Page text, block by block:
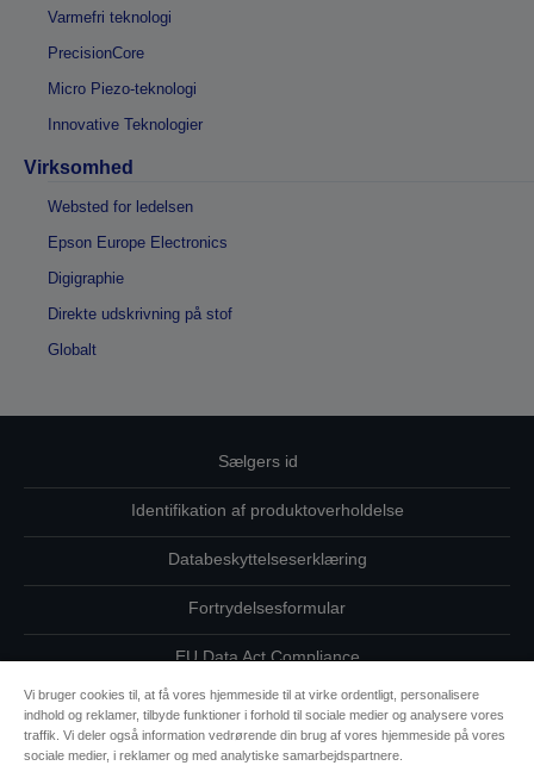
Varmefri teknologi
PrecisionCore
Micro Piezo-teknologi
Innovative Teknologier
Virksomhed
Websted for ledelsen
Epson Europe Electronics
Digigraphie
Direkte udskrivning på stof
Globalt
Sælgers id
Identifikation af produktoverholdelse
Databeskyttelseserklæring
Fortrydelsesformular
EU Data Act Compliance
Kontakt os vedrørende dine data
Oplysninger om cookies
Vi bruger cookies til, at få vores hjemmeside til at virke ordentligt, personalisere
indhold og reklamer, tilbyde funktioner i forhold til sociale medier og analysere vores
traffik. Vi deler også information vedrørende din brug af vores hjemmeside på vores
sociale medier, i reklamer og med analytiske samarbejdspartnere.